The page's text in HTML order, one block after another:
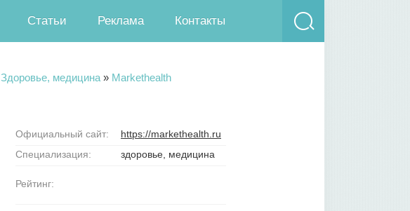
Статьи Реклама Контакты
Здоровье, медицина » Markethealth
Официальный сайт:
https://markethealth.ru
Специализация:
здоровье, медицина
Рейтинг: